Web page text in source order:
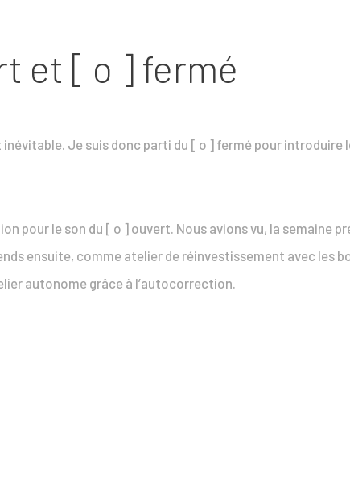
et [ o ] fermé
Je suis donc parti du [ o ] fermé pour introduire
pour le son du [ o ] ouvert. Nous avions vu, la semaine
ensuite, comme atelier de réinvestissement avec les
autonome grâce à l’autocorrection.